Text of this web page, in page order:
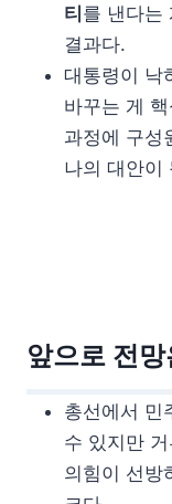
티를 낸다는
결과다.
대통령이 낙
바꾸는 게
과정에 구성
나의 대안이
앞으로 전
총선에서 민
수 있지만
의힘이 선방